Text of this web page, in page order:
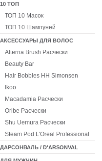
10 ТОП
ТОП 10 Масок
ТОП 10 Шампуней
АКСЕССУАРЫ ДЛЯ ВОЛОС
Alterna Brush Расчески
Beauty Bar
Hair Bobbles HH Simonsen
Ikoo
Macadamia Расчески
Oribe Расчески
Shu Uemura Расчески
Steam Pod L'Oreal Professional
ДАРСОНВАЛЬ / D'ARSONVAL